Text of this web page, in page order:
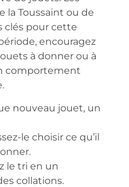
la Toussaint ou de
clés pour cette
encouragez
à donner ou à
comportement
nouveau jouet, un
le choisir ce qu’il
le tri en un
collations.